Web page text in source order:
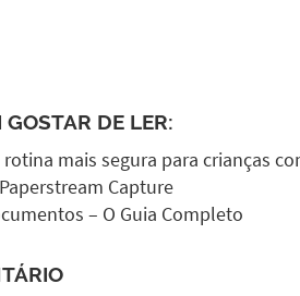
DE LER:
mais segura para crianças
Capture
– O Guia Completo